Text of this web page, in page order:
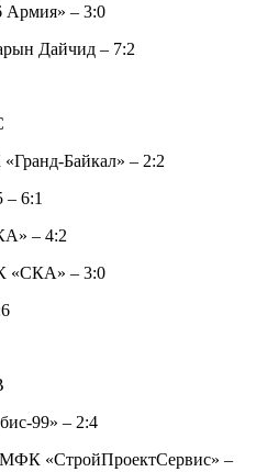
– 3:0
Дайчид – 7:2
Байкал» – 2:2
6:1
– 4:2
«СКА» – 3:0
99» – 2:4
«СтройПроектСервис» –